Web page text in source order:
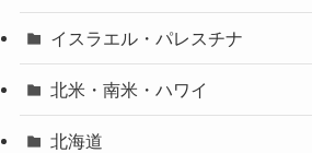
イスラエル・パレスチナ
北米・南米・ハワイ
北海道